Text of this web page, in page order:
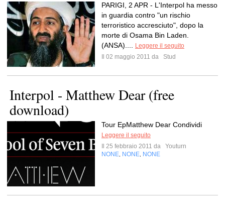
PARIGI, 2 APR - L'Interpol ha messo
in guardia contro "un rischio
terroristico accresciuto", dopo la
morte di Osama Bin Laden.
(ANSA)....
Leggere il seguito
Il 02 maggio 2011 da
Stud
Interpol - Matthew Dear (free
download)
Tour EpMatthew Dear Condividi
Leggere il seguito
Il 25 febbraio 2011 da
Youturn
NONE NONE NONE